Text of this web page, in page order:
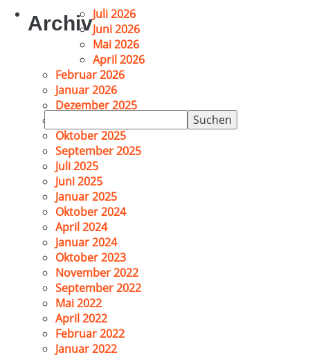
Suchen
nach:
ArchivJuli 2026
Juni 2026
Mai 2026
April 2026
Februar 2026
Januar 2026
Dezember 2025
Oktober 2025
September 2025
Juli 2025
Juni 2025
Januar 2025
Oktober 2024
April 2024
Januar 2024
Oktober 2023
November 2022
September 2022
Mai 2022
April 2022
Februar 2022
Januar 2022